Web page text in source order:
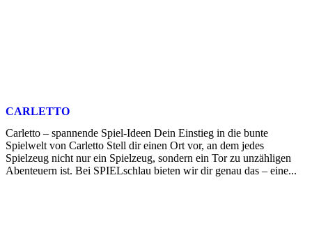
CARLETTO
Carletto – spannende Spiel-Ideen Dein Einstieg in die bunte
Spielwelt von Carletto Stell dir einen Ort vor, an dem jedes
Spielzeug nicht nur ein Spielzeug, sondern ein Tor zu unzähligen
Abenteuern ist. Bei SPIELschlau bieten wir dir genau das – eine...